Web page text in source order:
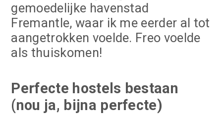
gemoedelijke havenstad
Fremantle, waar ik me eerder al tot
aangetrokken voelde. Freo voelde
als thuiskomen!
Perfecte hostels bestaan
(nou ja, bijna perfecte)